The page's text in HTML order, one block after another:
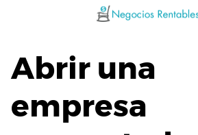
Abrir una
empresa